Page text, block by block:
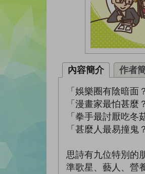
內容簡介 作者
「娛樂圈有陰暗面
「漫畫家最怕甚麼
「拳手最討厭吃冬
「甚麼人最易撞鬼
思詩有九位特別的
準歌星、藝人、營